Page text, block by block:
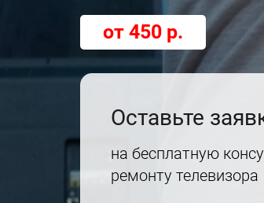
от 450 р.
Оставьте
на бесплатную
ремонту телевизора